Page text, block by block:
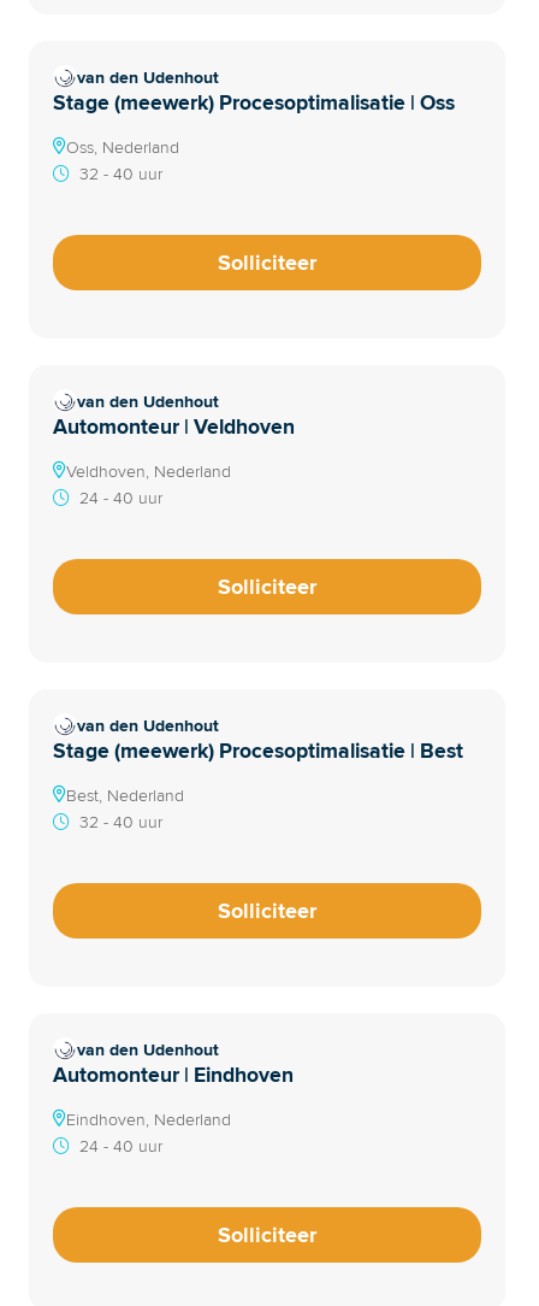
van den Udenhout
Stage (meewerk) Procesoptimalisatie | Oss
Oss, Nederland
32 - 40 uur
Solliciteer
van den Udenhout
Automonteur | Veldhoven
Veldhoven, Nederland
24 - 40 uur
Solliciteer
van den Udenhout
Stage (meewerk) Procesoptimalisatie | Best
Best, Nederland
32 - 40 uur
Solliciteer
van den Udenhout
Automonteur | Eindhoven
Eindhoven, Nederland
24 - 40 uur
Solliciteer